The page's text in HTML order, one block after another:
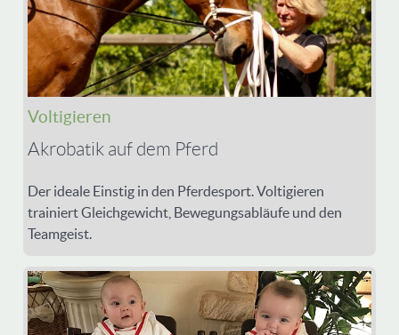
Voltigieren
Akrobatik auf dem Pferd
Der ideale Einstig in den Pferdesport. Voltigieren
trainiert Gleichgewicht, Bewegungsabläufe und den
Teamgeist.